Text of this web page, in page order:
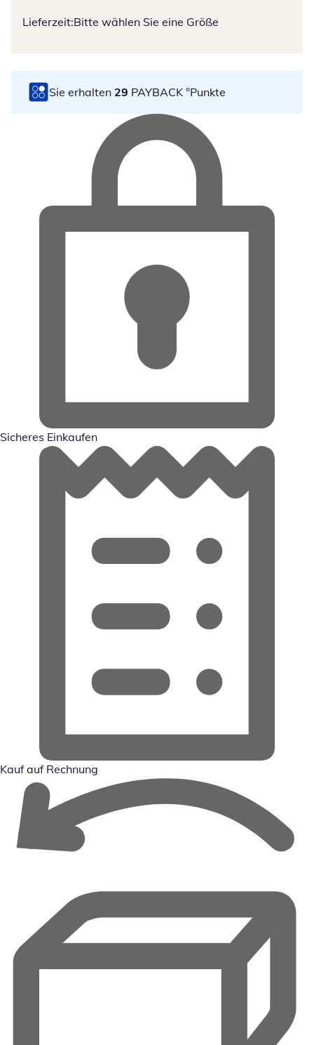
Lieferzeit:Bitte wählen Sie eine Größe
Sie erhalten 29 PAYBACK °Punkte
Sicheres Einkaufen
Kauf auf Rechnung